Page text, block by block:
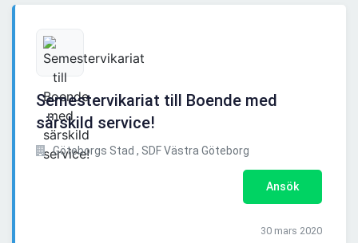
Semestervikariat till Boende med
särskild service!
Göteborgs Stad , SDF Västra Göteborg
Ansök
30 mars 2020